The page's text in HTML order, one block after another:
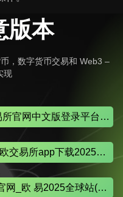
版本
，数字货币交易和 Web3 –
现
欧交易所官网中文版下载-欧交易所官网中文版登录平台下载
欧交易所app下载安装最新版本-欧交易所app下载2025安卓版
OKX下载平台_易欧交易所注册官网_欧 易2025全球站(官方网站)